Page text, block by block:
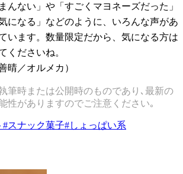
んない」や「すごくマヨネーズだった」
になる」などのように、いろんな声があ
います。数量限定だから、気になる方は
くださいね。
晴／オルメカ）
筆時または公開時のものであり､最新の
性がありますのでご注意ください｡
#スナック菓子#しょっぱい系